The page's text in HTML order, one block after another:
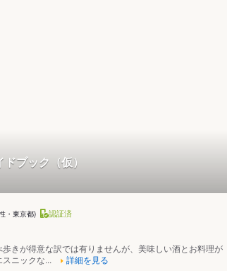
ブック（仮）
・東京都) 認証済
きが得意な訳では有りませんが、美味しい酒とお料理が
ニックな...
詳細を見る